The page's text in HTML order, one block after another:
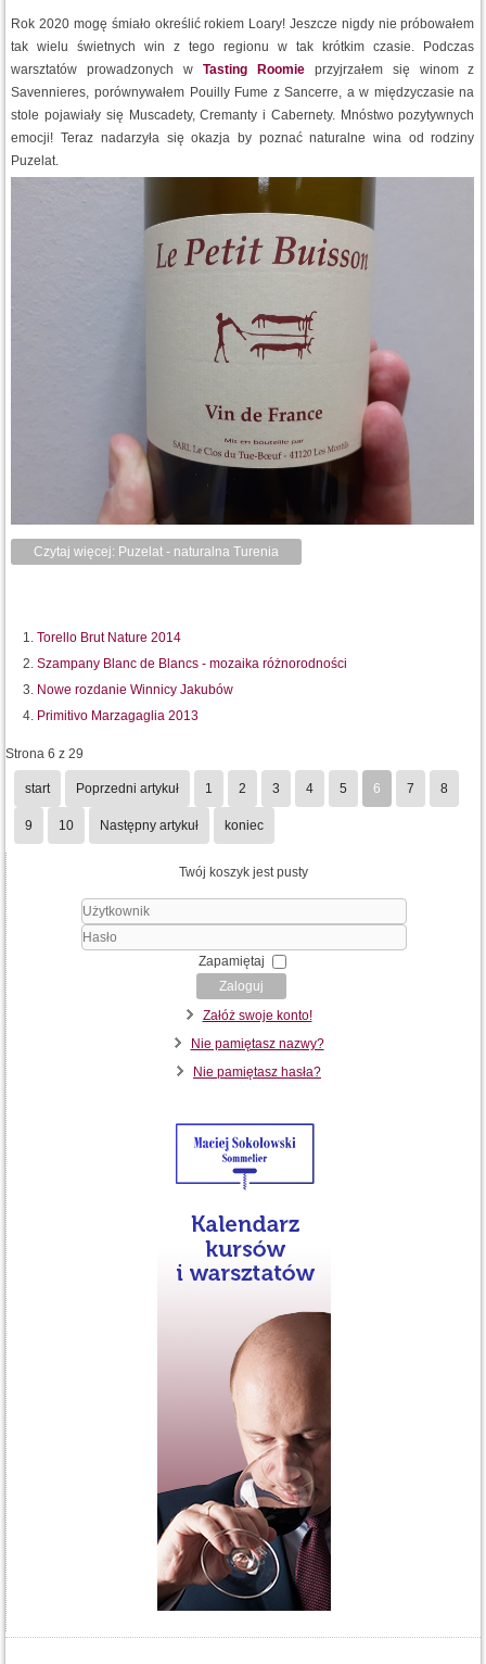
Rok 2020 mogę śmiało określić rokiem Loary! Jeszcze nigdy nie próbowałem
tak wielu świetnych win z tego regionu w tak krótkim czasie. Podczas
warsztatów prowadzonych wTasting Roomieprzyjrzałem się winom z
Savennieres, porównywałem Pouilly Fume z Sancerre, a w międzyczasie na
stole pojawiały się Muscadety, Cremanty i Cabernety. Mnóstwo pozytywnych
emocji! Teraz nadarzyła się okazja by poznać naturalne wina od rodziny
Puzelat.
Czytaj więcej: Puzelat - naturalna Turenia
Torello Brut Nature 2014
Szampany Blanc de Blancs - mozaika różnorodności
Nowe rozdanie Winnicy Jakubów
Primitivo Marzagaglia 2013
Strona 6 z 29
start Poprzedni artykuł 1 2 3 4 5 6 7 8
9 10 Następny artykuł koniec
Twój koszyk jest pusty
Zapamiętaj
Zaloguj
Załóż swoje konto!
Nie pamiętasz nazwy?
Nie pamiętasz hasła?